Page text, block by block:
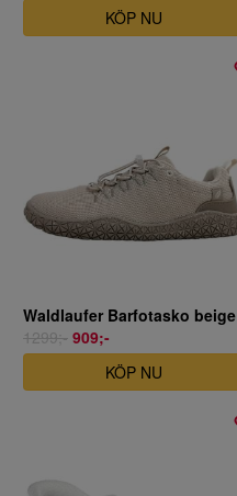
KÖP NU
Waldlaufer Barfotasko beige
1299;- 909;-
KÖP NU